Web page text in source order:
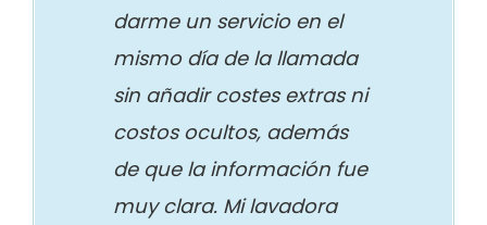
darme un servicio en el
mismo día de la llamada
sin añadir costes extras ni
costos ocultos, además
de que la información fue
muy clara. Mi lavadora